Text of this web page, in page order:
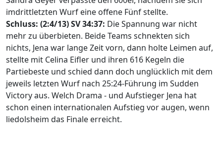
imdrittletzten Wurf eine offene Fünf stellte.
Schluss: (2:4/13) SV 34:37: Die Spannung war nicht
mehr zu überbieten. Beide Teams schnekten sich
nichts, Jena war lange Zeit vorn, dann holte Leimen auf,
stellte mit Celina Eifler und ihren 616 Kegeln die
Partiebeste und schied dann doch unglücklich mit dem
jeweils letzten Wurf nach 25:24-Führung im Sudden
Victory aus. Welch Drama - und Aufstieger Jena hat
schon einen internationalen Aufstieg vor augen, wenn
liedolsheim das Finale erreicht.